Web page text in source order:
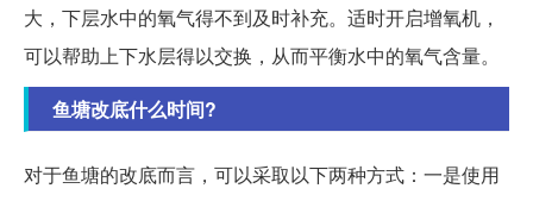
大，下层水中的氧气得不到及时补充。适时开启增氧机，
可以帮助上下水层得以交换，从而平衡水中的氧气含量。
鱼塘改底什么时间?
对于鱼塘的改底而言，可以采取以下两种方式：一是使用